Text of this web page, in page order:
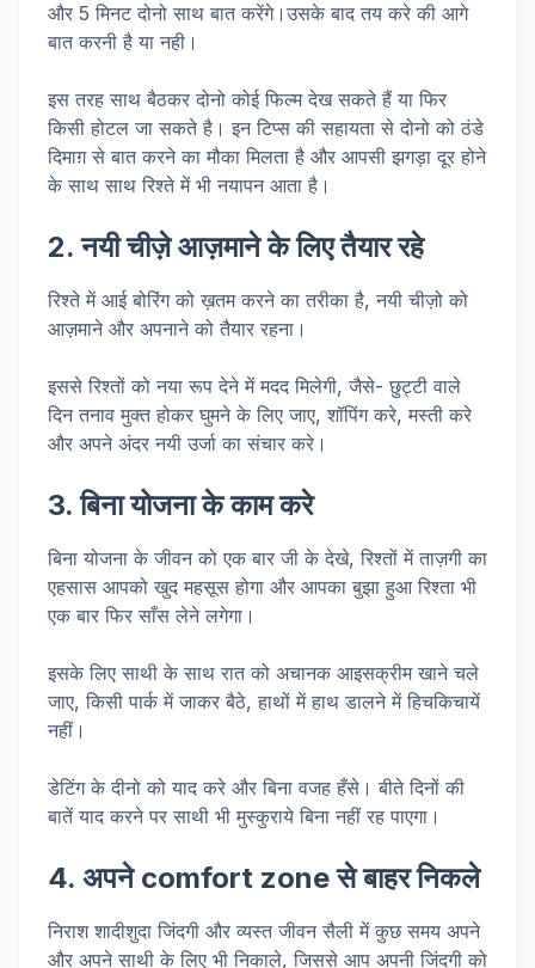
और 5 मिनट दोनो साथ बात करेंगे।उसके बाद तय करे की आगे
बात करनी है या नही।
इस तरह साथ बैठकर दोनो कोई फिल्म देख सकते हैं या फिर
किसी होटल जा सकते है। इन टिप्स की सहायता से दोनो को ठंडे
दिमाग़ से बात करने का मौका मिलता है और आपसी झगड़ा दूर होने
के साथ साथ रिश्ते में भी नयापन आता है।
2. नयी चीज़े आज़माने के लिए तैयार रहे
रिश्ते में आई बोरिंग को ख़तम करने का तरीका है, नयी चीज़ो को
आज़माने और अपनाने को तैयार रहना।
इससे रिश्तों को नया रूप देने में मदद मिलेगी, जैसे- छुट्टी वाले
दिन तनाव मुक्त होकर घुमने के लिए जाए, शॉपिंग करे, मस्ती करे
और अपने अंदर नयी उर्जा का संचार करे।
3. बिना योजना के काम करे
बिना योजना के जीवन को एक बार जी के देखे, रिश्तों में ताज़गी का
एहसास आपको खुद महसूस होगा और आपका बुझा हुआ रिश्ता भी
एक बार फिर साँस लेने लगेगा।
इसके लिए साथी के साथ रात को अचानक आइसक्रीम खाने चले
जाए, किसी पार्क में जाकर बैठे, हाथों में हाथ डालने में हिचकिचायें
नहीं।
डेटिंग के दीनो को याद करे और बिना वजह हँसे। बीते दिनों की
बातें याद करने पर साथी भी मुस्कुराये बिना नहीं रह पाएगा।
4. अपने comfort zone से बाहर निकले
निराश शादीशुदा जिंदगी और व्यस्त जीवन सैली में कुछ समय अपने
और अपने साथी के लिए भी निकाले, जिससे आप अपनी जिंदगी को